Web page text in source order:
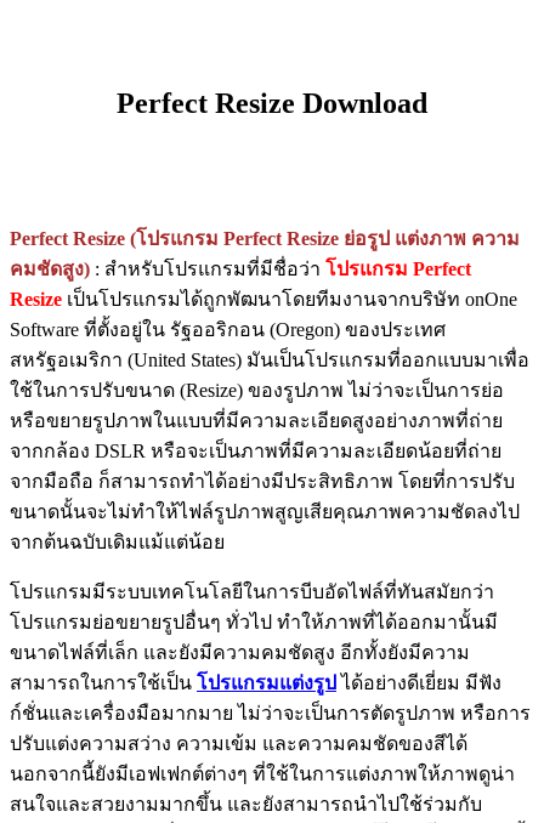
Perfect Resize Download
Perfect Resize (โปรแกรม Perfect Resize ย่อรูป แต่งภาพ ความ
คมชัดสูง) : สำหรับโปรแกรมที่มีชื่อว่า โปรแกรม Perfect
Resize เป็นโปรแกรมได้ถูกพัฒนาโดยทีมงานจากบริษัท onOne
Software ที่ตั้งอยู่ใน รัฐออริกอน (Oregon) ของประเทศ
สหรัฐอเมริกา (United States) มันเป็นโปรแกรมที่ออกแบบมาเพื่อ
ใช้ในการปรับขนาด (Resize) ของรูปภาพ ไม่ว่าจะเป็นการย่อ
หรือขยายรูปภาพในแบบที่มีความละเอียดสูงอย่างภาพที่ถ่าย
จากกล้อง DSLR หรือจะเป็นภาพที่มีความละเอียดน้อยที่ถ่าย
จากมือถือ ก็สามารถทำได้อย่างมีประสิทธิภาพ โดยที่การปรับ
ขนาดนั้นจะไม่ทำให้ไฟล์รูปภาพสูญเสียคุณภาพความชัดลงไป
จากต้นฉบับเดิมแม้แต่น้อย
โปรแกรมมีระบบเทคโนโลยีในการบีบอัดไฟล์ที่ทันสมัยกว่า
โปรแกรมย่อขยายรูปอื่นๆ ทั่วไป ทำให้ภาพที่ได้ออกมานั้นมี
ขนาดไฟล์ที่เล็ก และยังมีความคมชัดสูง อีกทั้งยังมีความ
สามารถในการใช้เป็น โปรแกรมแต่งรูป ได้อย่างดีเยี่ยม มีฟัง
ก์ชั่นและเครื่องมือมากมาย ไม่ว่าจะเป็นการตัดรูปภาพ หรือการ
ปรับแต่งความสว่าง ความเข้ม และความคมชัดของสีได้
นอกจากนี้ยังมีเอฟเฟกต์ต่างๆ ที่ใช้ในการแต่งภาพให้ภาพดูน่า
สนใจและสวยงามมากขึ้น และยังสามารถนำไปใช้ร่วมกับ